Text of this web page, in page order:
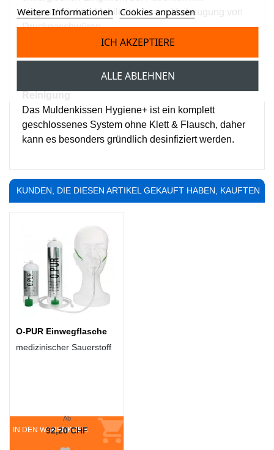
eingeschränkter Mobilität oder zur Vorbeugung von
Druckgeschwüren.
Reinigung
Das Muldenkissen Hygiene+ ist ein komplett
geschlossenes System ohne Klett & Flausch, daher
kann es besonders gründlich desinfiziert werden.
KUNDEN, DIE DIESEN ARTIKEL GEKAUFT HABEN, KAUFTEN
O-PUR Einwegflasche
medizinischer Sauerstoff
IN DEN WARENKORB
Ab
92,20 CHF
Weitere Informationen Cookies anpassen
ALLE ABLEHNEN
ICH AKZEPTIERE